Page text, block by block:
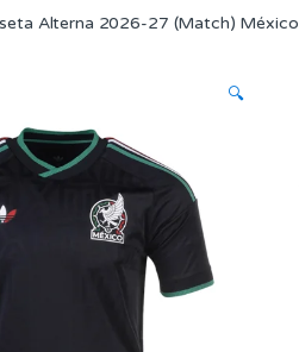
Alterna 2026-27 (Match) México
🔍